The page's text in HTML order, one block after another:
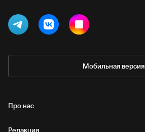
Мобильная версия
Про нас
Редакция